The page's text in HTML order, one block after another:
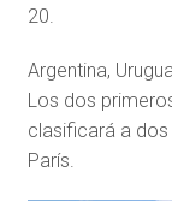
20.
Argentina,
Los dos
clasificará a
París.